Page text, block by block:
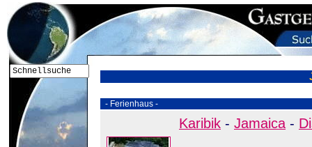
- Ferienhaus -
Karibik - Jamaica -